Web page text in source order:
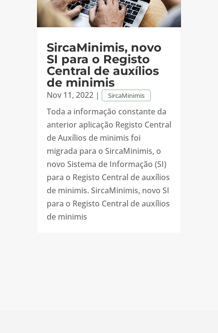
SircaMinimis, novo
SI para o Registo
Central de auxílios
de minimis
Nov 11, 2022| SircaMinimis
Toda a informação constante da
anterior aplicação Registo Central
de Auxílios de minimis foi
migrada para o SircaMinimis, o
novo Sistema de Informação (SI)
para o Registo Central de auxílios
de minimis. SircaMinimis, novo SI
para o Registo Central de auxílios
de minimis